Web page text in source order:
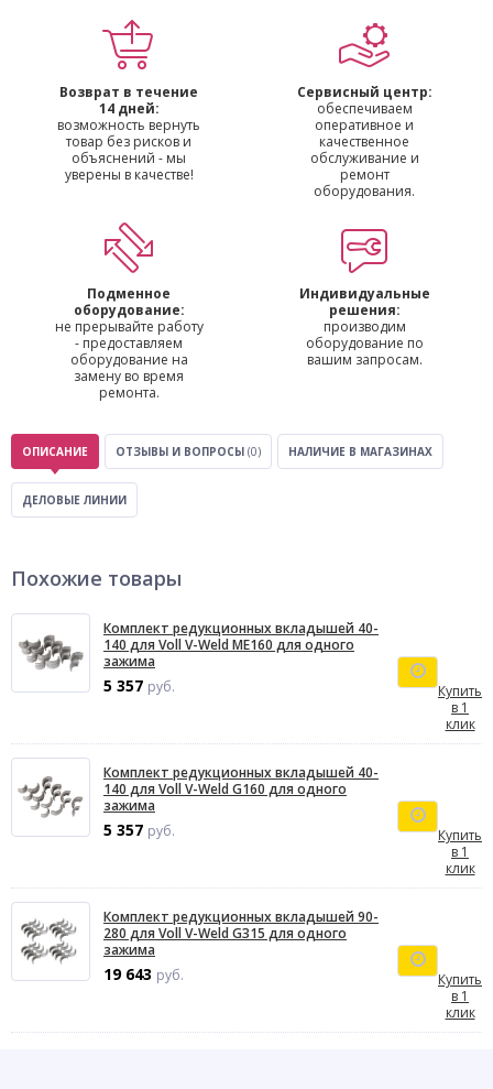
Возврат в течение
14 дней:
возможность вернуть
товар без рисков и
объяснений - мы
уверены в качестве!
Сервисный центр:
обеспечиваем
оперативное и
качественное
обслуживание и
ремонт
оборудования.
Подменное
оборудование:
не прерывайте работу
- предоставляем
оборудование на
замену во время
ремонта.
Индивидуальные
решения:
производим
оборудование по
вашим запросам.
ОПИСАНИЕ ОТЗЫВЫ И ВОПРОСЫ (0) НАЛИЧИЕ В МАГАЗИНАХ
ДЕЛОВЫЕ ЛИНИИ
Похожие товары
Комплект редукционных вкладышей 40-
140 для Voll V-Weld ME160 для одного
зажима
5 357 руб.
Купить
в 1
клик
Комплект редукционных вкладышей 40-
140 для Voll V-Weld G160 для одного
зажима
5 357 руб.
Купить
в 1
клик
Комплект редукционных вкладышей 90-
280 для Voll V-Weld G315 для одного
зажима
19 643 руб.
Купить
в 1
клик